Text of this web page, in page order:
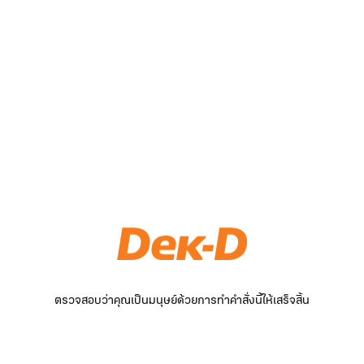
ตรวจสอบว่าคุณเป็นมนุษย์ด้วยการทำคำสั่งนี้ให้เสร็จสิ้น